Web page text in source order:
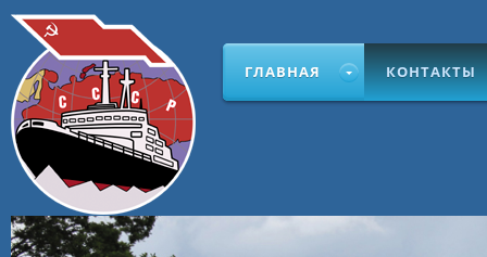
ГЛАВНАЯ КОНТАКТЫ